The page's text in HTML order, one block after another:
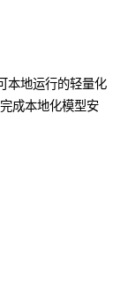
本地运行的轻量化
成本地化模型安